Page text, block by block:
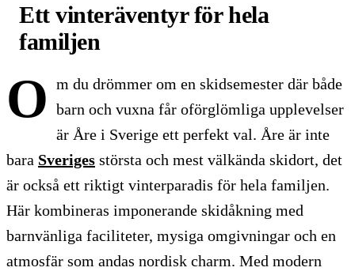
Ett vinteräventyr för hela
familjen
O m du drömmer om en skidsemester där både
barn och vuxna får oförglömliga upplevelser
är Åre i Sverige ett perfekt val. Åre är inte
bara Sveriges största och mest välkända skidort, det
är också ett riktigt vinterparadis för hela familjen.
Här kombineras imponerande skidåkning med
barnvänliga faciliteter, mysiga omgivningar och en
atmosfär som andas nordisk charm. Med modern